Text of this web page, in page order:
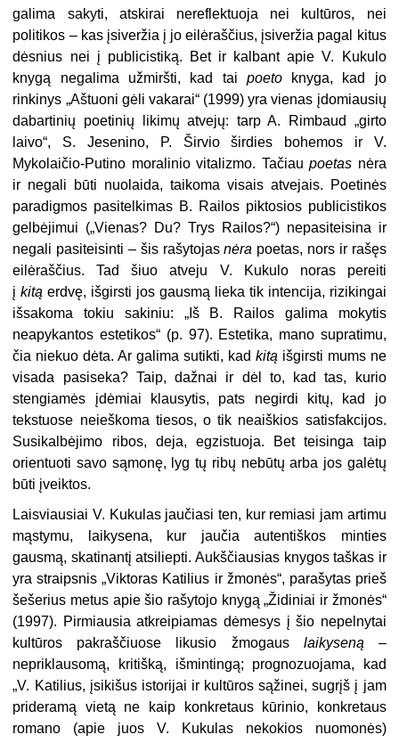
galima sakyti, atskirai nereflektuoja nei kultūros, nei
politikos – kas įsiveržia į jo eilėraščius, įsiveržia pagal kitus
dėsnius nei į publicistiką. Bet ir kalbant apie V. Kukulo
knygą negalima užmiršti, kad tai poetoknyga, kad jo
rinkinys „Aštuoni gėli vakarai“ (1999) yra vienas įdomiausių
dabartinių poetinių likimų atvejų: tarp A. Rimbaud „girto
laivo“, S. Jesenino, P. Širvio širdies bohemos ir V.
Mykolaičio-Putino moralinio vitalizmo. Tačiaupoetas nėra
ir negali būti nuolaida, taikoma visais atvejais. Poetinės
paradigmos pasitelkimas B. Railos piktosios publicistikos
gelbėjimui („Vienas? Du? Trys Railos?“) nepasiteisina ir
negali pasiteisinti – šis rašytojasnėra poetas, nors ir rašęs
eilėraščius. Tad šiuo atveju V. Kukulo noras pereiti
įkitą erdvę, išgirsti jos gausmą lieka tik intencija, rizikingai
išsakoma tokiu sakiniu: „Iš B. Railos galima mokytis
neapykantos estetikos“ (p. 97). Estetika, mano supratimu,
čia niekuo dėta. Ar galima sutikti, kad kitą išgirsti mums ne
visada pasiseka? Taip, dažnai ir dėl to, kad tas, kurio
stengiamės įdėmiai klausytis, pats negirdi kitų, kad jo
tekstuose neieškoma tiesos, o tik neaiškios satisfakcijos.
Susikalbėjimo ribos, deja, egzistuoja. Bet teisinga taip
orientuoti savo sąmonę, lyg tų ribų nebūtų arba jos galėtų
būti įveiktos.
Laisviausiai V. Kukulas jaučiasi ten, kur remiasi jam artimu
mąstymu, laikysena, kur jaučia autentiškos minties
gausmą, skatinantį atsiliepti. Aukščiausias knygos taškas ir
yra straipsnis „Viktoras Katilius ir žmonės“, parašytas prieš
šešerius metus apie šio rašytojo knygą „Židiniai ir žmonės“
(1997). Pirmiausia atkreipiamas dėmesys į šio nepelnytai
kultūros pakraščiuose likusio žmogaus laikyseną –
nepriklausomą, kritišką, išmintingą; prognozuojama, kad
„V. Katilius, įsikišus istorijai ir kultūros sąžinei, sugrįš į jam
prideramą vietą ne kaip konkretaus kūrinio, konkretaus
romano (apie juos V. Kukulas nekokios nuomonės)